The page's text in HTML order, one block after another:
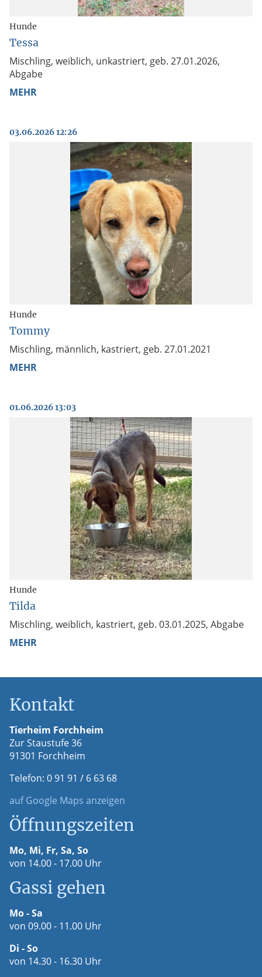
Hunde
Tessa
Mischling, weiblich, unkastriert, geb. 27.01.2026,
Abgabe
MEHR
03.06.2026 12:26
Hunde
Tommy
Mischling, männlich, kastriert, geb. 27.01.2021
MEHR
01.06.2026 13:03
Hunde
Tilda
Mischling, weiblich, kastriert, geb. 03.01.2025, Abgabe
MEHR
Kontakt
Tierheim Forchheim
Zur Staustufe 36
91301 Forchheim
Telefon: 0 91 91 / 6 63 68
auf Google Maps anzeigen
Öffnungszeiten
Mo, Mi, Fr, Sa, So
von 14.00 - 17.00 Uhr
Gassi gehen
Mo - Sa
von 09.00 - 11.00 Uhr
Di - So
von 14.30 - 16.30 Uhr